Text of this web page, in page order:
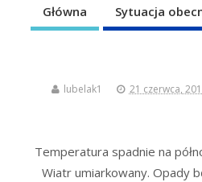
Główna Sytuacja
lubelak1 21 czerwca,
Temperatura spadnie na
Wiatr umiarkowany. Opady